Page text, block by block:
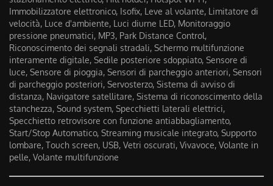
Immobilizzatore elettronico, Isofix, Leve al volante, Limitatore di
velocità, Luce d'ambiente, Luci diurne LED, Monitoraggio
pressione pneumatici, MP3, Park Distance Control,
Riconoscimento dei segnali stradali, Schermo multifunzione
interamente digitale, Sedile posteriore sdoppiato, Sensore di
luce, Sensore di pioggia, Sensori di parcheggio anteriori, Sensori
di parcheggio posteriori, Servosterzo, Sistema di avviso di
distanza, Navigatore satellitare, Sistema di riconoscimento della
stanchezza, Sound system, Specchietti laterali elettrici,
Specchietto retrovisore con funzione antiabbagliamento,
Start/Stop Automatico, Streaming musicale integrato, Supporto
lombare, Touch screen, USB, Vetri oscurati, Vivavoce, Volante in
pelle, Volante multifunzione